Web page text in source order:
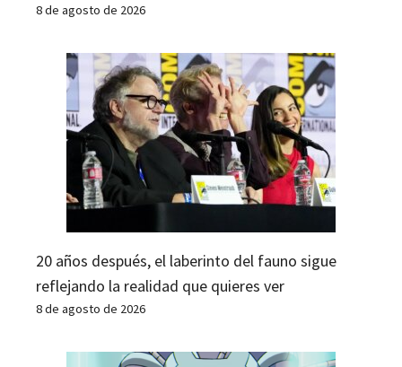
8 de agosto de 2026
20 años después, el laberinto del fauno sigue
reflejando la realidad que quieres ver
8 de agosto de 2026